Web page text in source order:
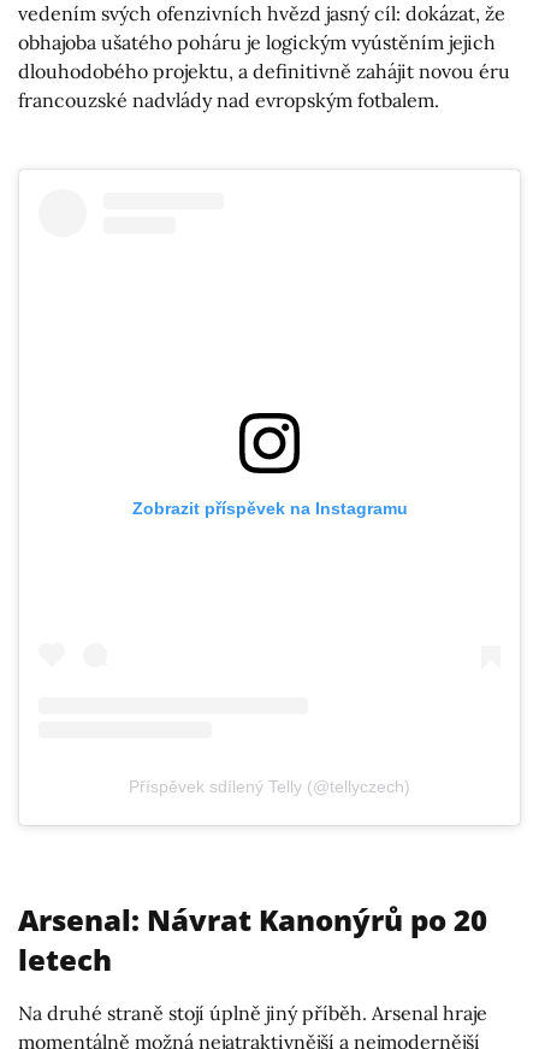
vedením svých ofenzivních hvězd jasný cíl: dokázat, že
obhajoba ušatého poháru je logickým vyústěním jejich
dlouhodobého projektu, a definitivně zahájit novou éru
francouzské nadvlády nad evropským fotbalem.
Zobrazit příspěvek na Instagramu
Příspěvek sdílený Telly (@tellyczech)
Arsenal: Návrat Kanonýrů po 20
letech
Na druhé straně stojí úplně jiný příběh. Arsenal hraje
momentálně možná nejatraktivnější a nejmodernější